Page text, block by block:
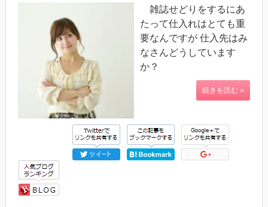
雑誌せどりをするにあ
たって仕入れはとても重
要なんですが 仕入先はみ
なさんどうしています
か？
続きを読む »